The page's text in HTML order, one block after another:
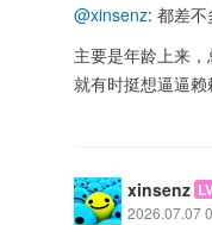
@xinsenz: 都差不
主要是年龄上来
就有时挺想逼逼赖
xinsenz
2026.07.07